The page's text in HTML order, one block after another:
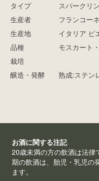
タイプ
スパークリ
生産者
フランコーネ
生産地
イタリア ピ
品種
モスカート
栽培
醸造・発酵
熟成:ステン
お酒に関する注記
20歳未満の方の飲酒は法律
期の飲酒は、胎児・乳児の
ます。